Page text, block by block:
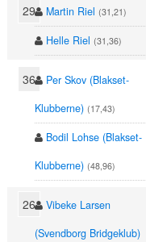
29 Martin Riel (31,21)
Helle Riel (31,36)
36
Per Skov (Blakset-
Klubberne) (17,43)
Bodil Lohse (Blakset-
Klubberne) (48,96)
26
Vibeke Larsen
(Svendborg Bridgeklub)